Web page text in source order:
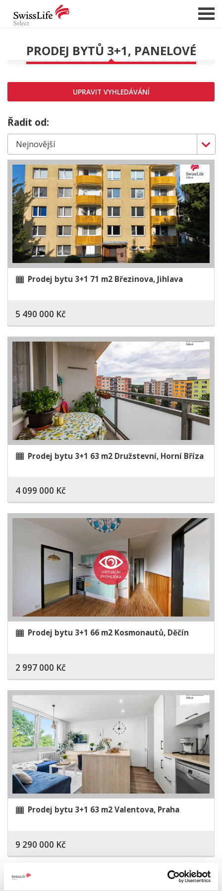
NABÍDKA NEMOVITOSTÍ
CHCI PRODAT / PRONAJMOUT
HLÍDAT NOVÉ NABÍDKY
CHCI OCENIT NEMOVITOST
O NÁS
REFERENCE
SLUŽBY
KARIÉRA
FINANCOVÁNÍ / HYPOTÉKA
PRODEJ BYTŮ 3+1, PANELOVÉ
UPRAVIT VYHLEDÁVÁNÍ
Řadit od:
Prodej bytu 3+1 71 m2 Březinova, Jihlava
5 490 000 Kč
Prodej bytu 3+1 63 m2 Družstevní, Horní Bříza
4 099 000 Kč
Prodej bytu 3+1 66 m2 Kosmonautů, Děčín
2 997 000 Kč
Prodej bytu 3+1 63 m2 Valentova, Praha
9 290 000 Kč